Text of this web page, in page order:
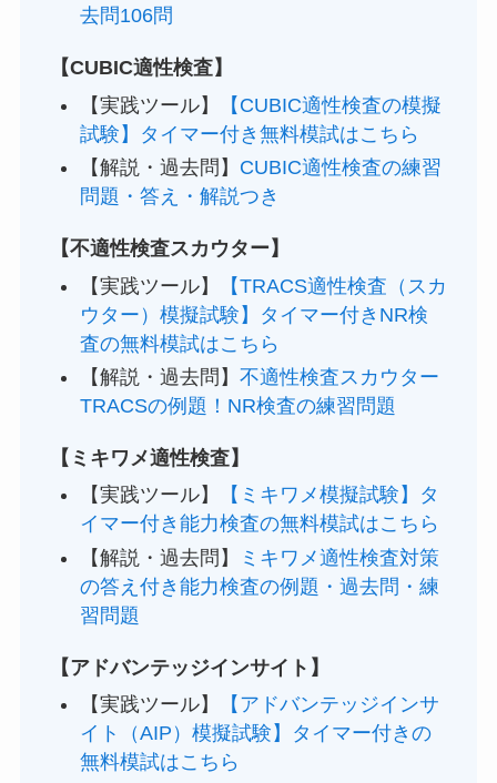
去問106問
【CUBIC適性検査】
【実践ツール】
【CUBIC適性検査の模擬
試験】タイマー付き無料模試はこちら
【解説・過去問】 CUBIC適性検査の練習
問題・答え・解説つき
【不適性検査スカウター】
【実践ツール】
【TRACS適性検査（スカ
ウター）模擬試験】タイマー付きNR検
査の無料模試はこちら
【解説・過去問】 不適性検査スカウター
TRACSの例題！NR検査の練習問題
【ミキワメ適性検査】
【実践ツール】
【ミキワメ模擬試験】タ
イマー付き能力検査の無料模試はこちら
【解説・過去問】
ミキワメ適性検査対策
の答え付き能力検査の例題・過去問・練
習問題
【アドバンテッジインサイト】
【実践ツール】
【アドバンテッジインサ
イト（AIP）模擬試験】タイマー付きの
無料模試はこちら